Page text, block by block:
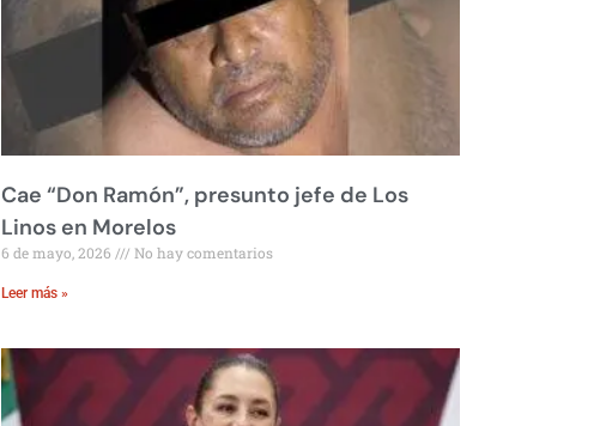
Cae “Don Ramón”, presunto jefe de Los
Linos en Morelos
6 de mayo, 2026 No hay comentarios
Leer más »